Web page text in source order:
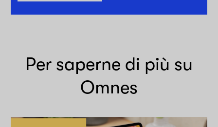
Per saperne di più su
Omnes